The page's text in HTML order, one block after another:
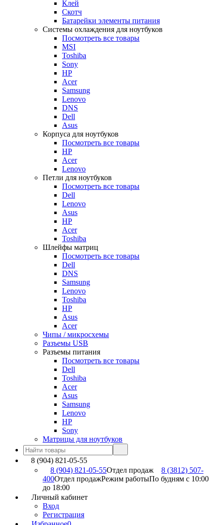
Клей
Скотч
Батарейки элементы питания
Системы охлаждения для ноутбуков
Посмотреть все товары
MSI
Toshiba
Sony
HP
Acer
Samsung
Lenovo
DNS
Dell
Asus
Корпуса для ноутбуков
Посмотреть все товары
HP
Acer
Lenovo
Петли для ноутбуков
Посмотреть все товары
Dell
Lenovo
Asus
HP
Acer
Toshiba
Шлейфы матриц
Посмотреть все товары
Dell
DNS
Samsung
Lenovo
Toshiba
HP
Asus
Acer
Чипы / микросхемы
Разъемы USB
Разъемы питания
Посмотреть все товары
Dell
Toshiba
Acer
Asus
Samsung
Lenovo
HP
Sony
Матрицы для ноутбуков
8 (904) 821-05-55
8 (904) 821-05-55Отдел продаж
8 (3812) 507-
400Отдел продажРежим работыПо будням с 10:00
до 18:00
Личный кабинет
Вход
Регистрация